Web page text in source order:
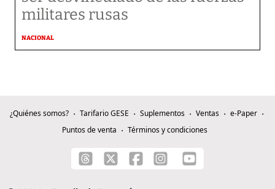
militares rusas
NACIONAL
¿Quiénes somos? Tarifario GESE Suplementos Ventas
e-Paper
Puntos de venta
Términos y condiciones